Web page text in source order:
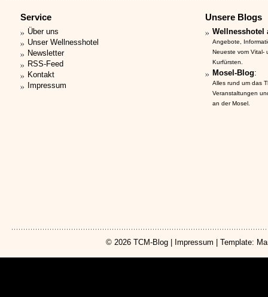
Service
Über uns
Unser Wellnesshotel
Newsletter
RSS-Feed
Kontakt
Impressum
Unsere Blogs
Wellnesshotel
Angebote,
Neueste vom Vital-
Kurfürsten.
Mosel-Blog:
Alles rund um das
Veranstaltungen
an der Mosel.
© 2026 TCM-Blog| Impressum | Template: